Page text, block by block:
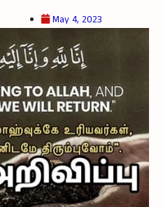
May 4, 2023